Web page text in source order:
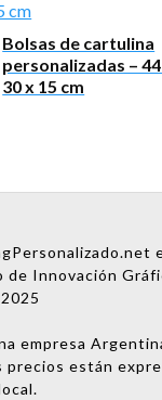
Bolsas de cartulina
personalizadas –
30 x 15 cm
de Innovación
empresa
precios están